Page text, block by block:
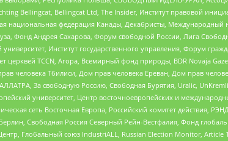
Bellingcat, Bellingcat Ltd, The Insider, Институт правовой
национальная федерация Канады, Декабристы,
Фонд Андрея Сахарова, Форум свободной России, Лига
Институт государственного управления, Форум
церквей TCCN, Агора, Всемирный фонд природы, BDR Novaja
человека Тбилиси, Дом прав человека Ереван, Дом прав
АЛЛАТРА, За свободную Россию, Свободная Бурятия, Uralic,
университет, Центр восточноевропейских и
сеть Восточная Европа, Российский комитет действия,
Свободная Россия Северный Рейн-Вестфалия, Фонд
Глобальный союз IndustriALL, Russian Election Monitor,